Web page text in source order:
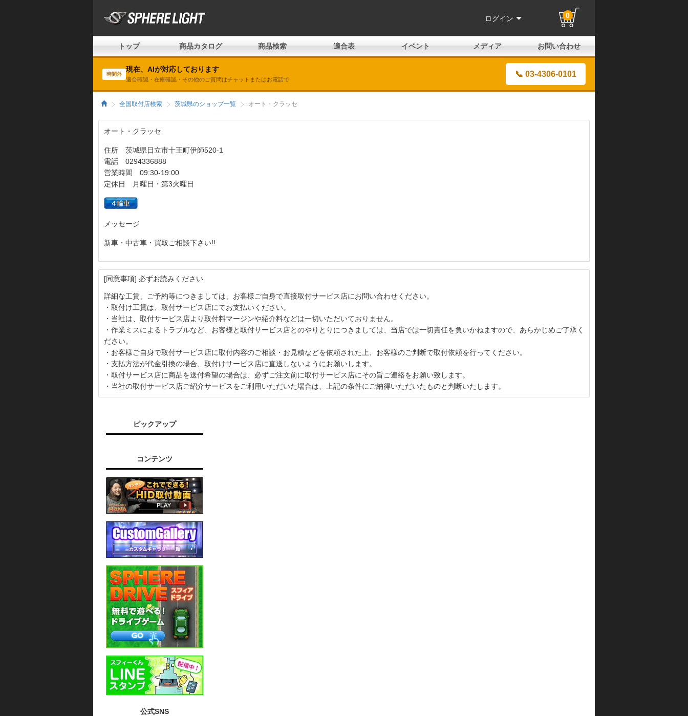
ログイン 0
トップ 商品カタログ 商品検索 適合表 イベント メディア お問い合わせ
時間外
現在、AIが対応しております
適合確認・在庫確認・その他のご質問はチャットまたはお電話で
📞 03-4306-0101
全国取付店検索 茨城県のショップ一覧 オート・クラッセ
オート・クラッセ
住所 茨城県日立市十王町伊師520-1
電話 0294336888
営業時間 09:30-19:00
定休日 月曜日・第3火曜日
メッセージ
新車・中古車・買取ご相談下さい!!
[同意事項] 必ずお読みください
詳細な工賃、ご予約等につきましては、お客様ご自身で直接取付サービス店にお問い合わせください。
・取付け工賃は、取付サービス店にてお支払いください。
・当社は、取付サービス店より取付料マージンや紹介料などは一切いただいておりません。
・作業ミスによるトラブルなど、お客様と取付サービス店とのやりとりにつきましては、当店では一切責任を負いかねますので、あらかじめご了承く
ださい。
・お客様ご自身で取付サービス店に取付内容のご相談・お見積などを依頼された上、お客様のご判断で取付依頼を行ってください。
・支払方法が代金引換の場合、取付けサービス店に直送しないようにお願いします。
・取付サービス店に商品を送付希望の場合は、必ずご注文前に取付サービス店にその旨ご連絡をお願い致します。
・当社の取付サービス店ご紹介サービスをご利用いただいた場合は、上記の条件にご納得いただいたものと判断いたします。
ピックアップ
コンテンツ
公式SNS